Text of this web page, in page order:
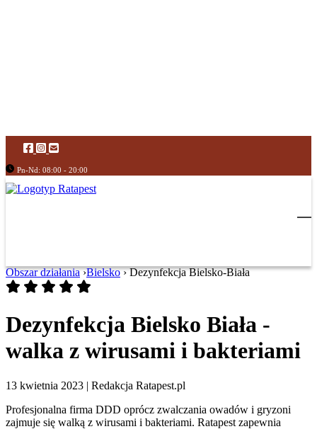
Pn-Nd: 08:00 - 20:00
Obszar działania ›Bielsko › Dezynfekcja Bielsko-Biała
Dezynfekcja Bielsko Biała -
walka z wirusami i bakteriami
13 kwietnia 2023 | Redakcja Ratapest.pl
Profesjonalna firma DDD oprócz zwalczania owadów i gryzoni
zajmuje się walką z wirusami i bakteriami. Ratapest zapewnia